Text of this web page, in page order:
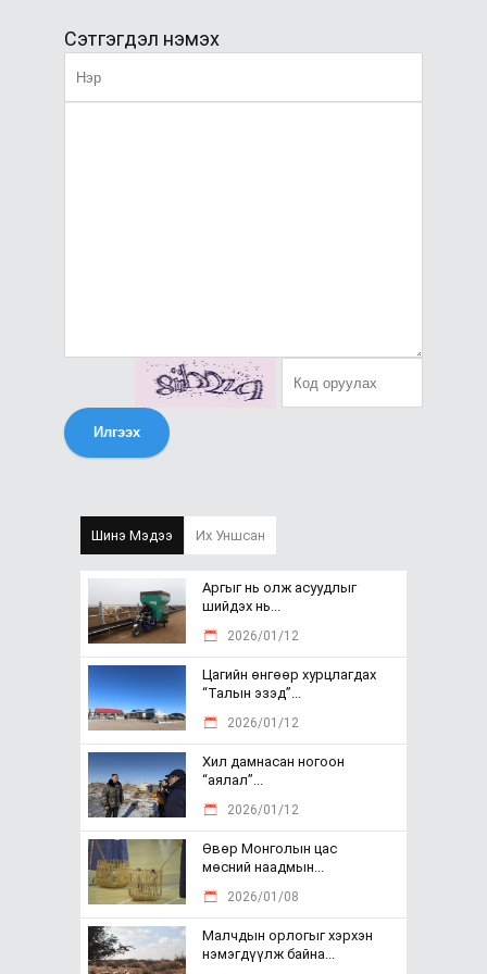
Сэтгэгдэл нэмэх
Илгээх
Шинэ Мэдээ Их Уншсан
Аргыг нь олж асуудлыг
шийдэх нь...
2026/01/12
Цагийн өнгөөр хурцлагдах
“Талын эзэд”...
2026/01/12
Хил дамнасан ногоон
“аялал”...
2026/01/12
Өвөр Монголын цас
мөсний наадмын...
2026/01/08
Малчдын орлогыг хэрхэн
нэмэгдүүлж байна...